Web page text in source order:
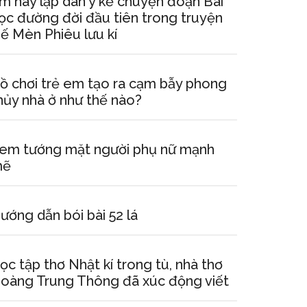
đường đời đầu tiên trong truyện
Mèn Phiêu lưu kí
chơi trẻ em tạo ra cạm bẫy phong
nhà ở như thế nào?
tướng mặt người phụ nữ mạnh
dẫn bói bài 52 lá
tập thơ Nhật kí trong tù, nhà thơ
Trung Thông đã xúc động viết